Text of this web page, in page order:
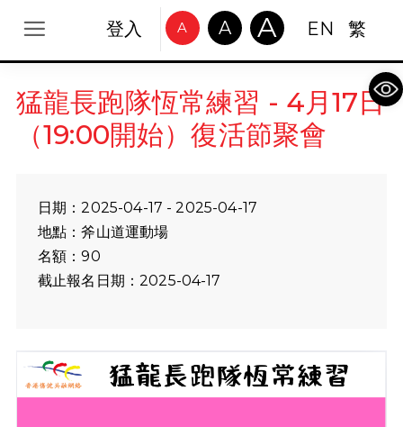
登入 A A A EN 繁
猛龍長跑隊恆常練習 - 4月17日
（19:00開始）復活節聚會
日期：2025-04-17 - 2025-04-17
地點：斧山道運動場
名額：90
截止報名日期：2025-04-17